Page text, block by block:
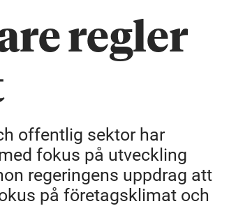
regler
offentlig sektor har
fokus på utveckling
regeringens uppdrag att
på företagsklimat och